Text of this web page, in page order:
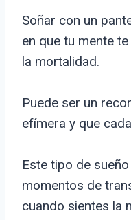
Soñar con un
en que tu mente
la mortalidad.
Puede ser un
efímera y que
Este tipo de
momentos de
cuando sientes la